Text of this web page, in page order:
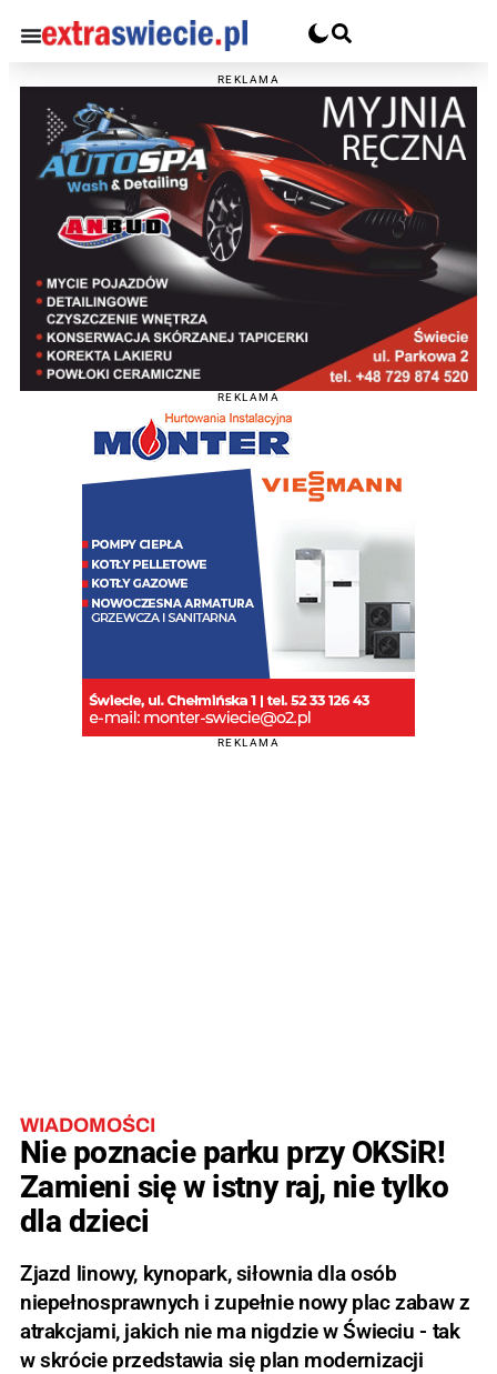
REKLAMA
REKLAMA
REKLAMA
WIADOMOŚCI
Nie poznacie parku przy OKSiR!
Zamieni się w istny raj, nie tylko
dla dzieci
Zjazd linowy, kynopark, siłownia dla osób
niepełnosprawnych i zupełnie nowy plac zabaw z
atrakcjami, jakich nie ma nigdzie w Świeciu - tak
w skrócie przedstawia się plan modernizacji